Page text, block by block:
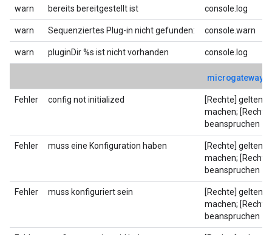
warn bereits bereitgestellt ist console.log
warn Sequenziertes Plug-in nicht gefunden: console.warn
warn pluginDir %s ist nicht vorhanden console.log
microgateway-
Fehler config not initialized
[Rechte] geltend
machen; [Rechte]
beanspruchen
Fehler muss eine Konfiguration haben
[Rechte] geltend
machen; [Rechte]
beanspruchen
Fehler muss konfiguriert sein
[Rechte] geltend
machen; [Rechte]
beanspruchen